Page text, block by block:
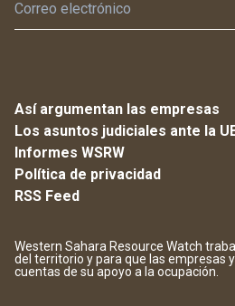
Así argumentan las empresas
Los asuntos judiciales ante la
Informes WSRW
Política de privacidad
RSS Feed
Western Sahara Resource Watch
del territorio y para que las empresas
cuentas de su apoyo a la ocupación.